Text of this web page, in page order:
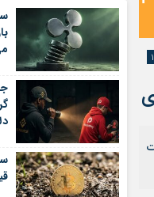
سروش
ایتا
آپارات
رمز عبور
مرا به خاطر بسپار
صنعت خودرو
گردشگری و هنر
قیمت